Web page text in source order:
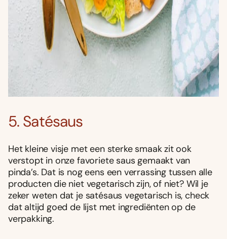
5. Satésaus
Het kleine visje met een sterke smaak zit ook
verstopt in onze favoriete saus gemaakt van
pinda’s. Dat is nog eens een verrassing tussen alle
producten die niet vegetarisch zijn, of niet? Wil je
zeker weten dat je satésaus vegetarisch is, check
dat altijd goed de lijst met ingrediënten op de
verpakking.